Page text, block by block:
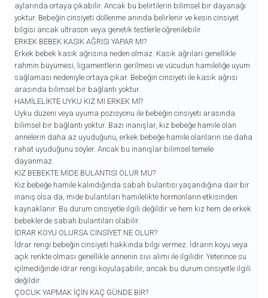
aylarında ortaya çıkabilir. Ancak bu belirtilerin bilimsel bir dayanağı
yoktur. Bebeğin cinsiyeti döllenme anında belirlenir ve kesin cinsiyet
bilgisi ancak ultrason veya genetik testlerle öğrenilebilir.
ERKEK BEBEK KASIK AĞRISI YAPAR MI?
Erkek bebek kasık ağrısına neden olmaz. Kasık ağrıları genellikle
rahmin büyümesi, ligamentlerin gerilmesi ve vücudun hamileliğe uyum
sağlaması nedeniyle ortaya çıkar. Bebeğin cinsiyeti ile kasık ağrısı
arasında bilimsel bir bağlantı yoktur.
HAMILELIKTE UYKU KIZ MI ERKEK MI?
Uyku düzeni veya uyuma pozisyonu ile bebeğin cinsiyeti arasında
bilimsel bir bağlantı yoktur. Bazı inanışlar, kız bebeğe hamile olan
annelerin daha az uyuduğunu, erkek bebeğe hamile olanların ise daha
rahat uyuduğunu söyler. Ancak bu inanışlar bilimsel temele
dayanmaz.
KIZ BEBEKTE MIDE BULANTISI OLUR MU?
Kız bebeğe hamile kalındığında sabah bulantısı yaşandığına dair bir
inanış olsa da, mide bulantıları hamilelikte hormonların etkisinden
kaynaklanır. Bu durum cinsiyetle ilgili değildir ve hem kız hem de erkek
bebeklerde sabah bulantıları olabilir.
İDRAR KOYU OLURSA CINSIYET NE OLUR?
İdrar rengi bebeğin cinsiyeti hakkında bilgi vermez. İdrarın koyu veya
açık renkte olması genellikle annenin sıvı alımı ile ilgilidir. Yeterince su
içilmediğinde idrar rengi koyulaşabilir, ancak bu durum cinsiyetle ilgili
değildir.
ÇOCUK YAPMAK İÇIN KAÇ GÜNDE BIR?